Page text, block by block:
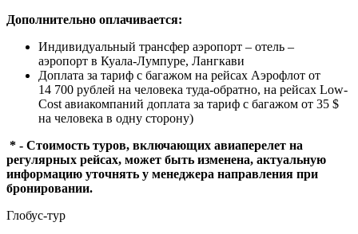
Дополнительно оплачивается:
Индивидуальный трансфер аэропорт – отель –
аэропорт в Куала-Лумпуре, Лангкави
Доплата за тариф с багажом на рейсах Аэрофлот от
14 700 рублей на человека туда-обратно, на рейсах Low-
Cost авиакомпаний доплата за тариф с багажом от 35 $
на человека в одну сторону)
* - Стоимость туров, включающих авиаперелет на
регулярных рейсах, может быть изменена, актуальную
информацию уточнять у менеджера направления при
бронировании.
Глобус-тур